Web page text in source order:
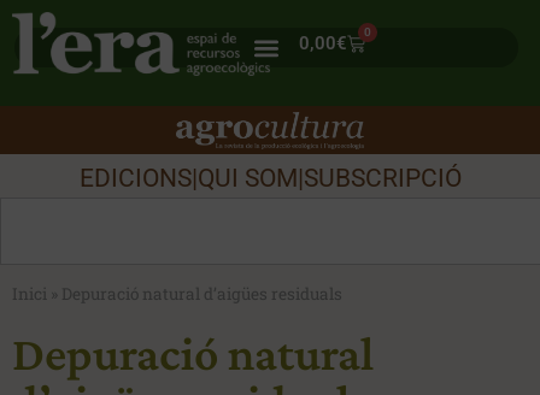
0,00€
0
EDICIONS|QUI SOM|SUBSCRIPCIÓ
Inici » Depuració natural d’aigües residuals
Depuració natural